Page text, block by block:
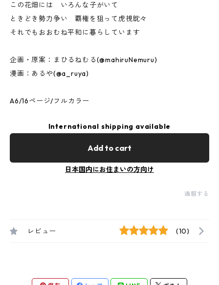
この花畑には いろんな子がいて
ときどき勢力争い 覇権を狙って虎視眈々
それでもおおむね平和に暮らしています
企画・原案：まひるねむる(@mahiruNemuru)
漫画：あるや(@a_ruya)
A6/16ページ/フルカラー
International shipping available
Add to cart
日本国内にお住まいの方向け
通報する
レビュー (10)